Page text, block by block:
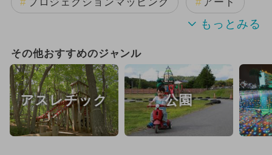
冬休み
その他おすすめのジャンル
アスレチック 公園